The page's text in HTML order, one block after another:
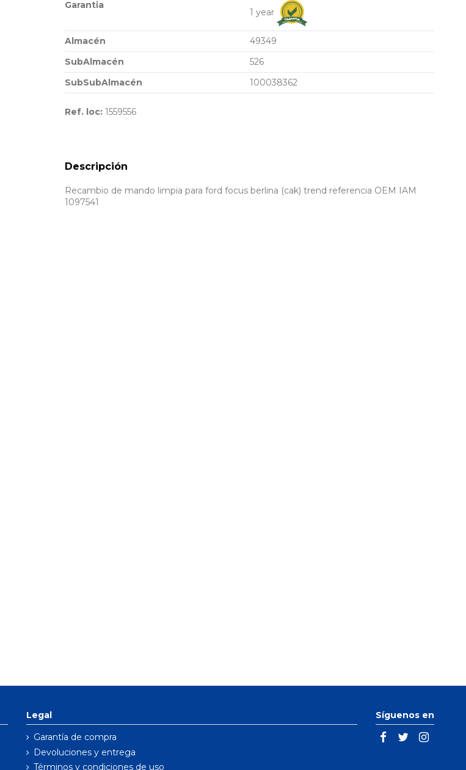
Garantia
1 year
Almacén
49349
SubAlmacén
526
SubSubAlmacén
100038362
Ref. loc: 1559556
Descripción
Recambio de mando limpia para ford focus berlina (cak) trend referencia OEM IAM
1097541
Legal
Garantía de compra
Devoluciones y entrega
Términos y condiciones de uso
Síguenos en